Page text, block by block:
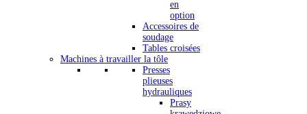
en
option
Accessoires de
soudage
Tables croisées
Machines à travailler la tôle
Presses
plieuses
hydrauliques
Prasy